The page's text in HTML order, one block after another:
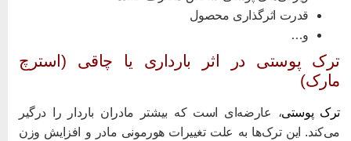
قدرت اثرگذاری محصول
و…
پوستی در اثر بارداری یا چاقی (استرچ
پوستی، عارضه‌ای است که بیشتر مادران باردار را درگیر
این ترک‌ها به علت تغییرات هورمونی مادر و افزایش وزن